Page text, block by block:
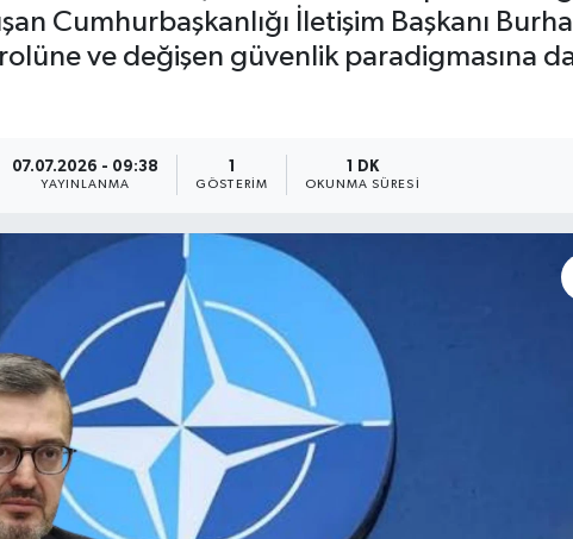
Cumhurbaşkanlığı İletişim Başkanı
ve değişen güvenlik paradigmasına
07.07.2026 - 09:38
YAYINLANMA
1
GÖSTERIM
1 DK
OKUNMA SÜRESI